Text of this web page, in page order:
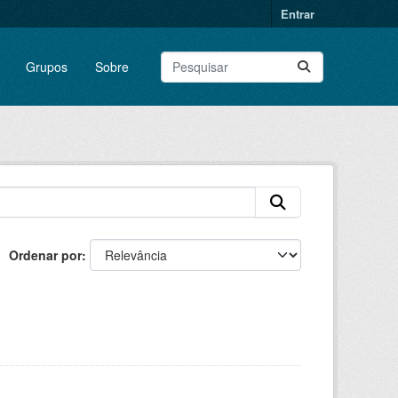
Entrar
Grupos Sobre
Ordenar por